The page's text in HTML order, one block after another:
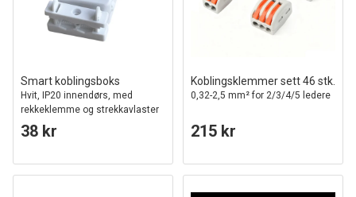
Smart koblingsboks
Hvit, IP20 innendørs, med
rekkeklemme og strekkavlaster
38 kr
Koblingsklemmer sett 46 stk.
0,32-2,5 mm² for 2/3/4/5 ledere
215 kr